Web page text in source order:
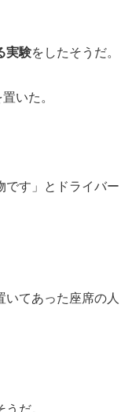
実験をしたそうだ。
いた。
です」とドライバー
てあった座席の人